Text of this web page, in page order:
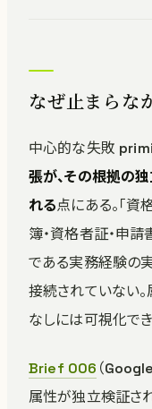
なぜ止まらな
中心的な失敗
張が、その根拠の
れる点にある。「資
簿・資格者証・申
である実務経験の
接続されていない
なしには可視化で
Brief 006 （
属性が独立検証さ